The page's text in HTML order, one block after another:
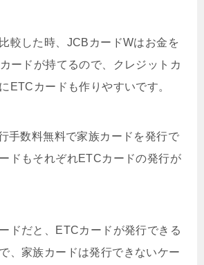
較した時、JCBカードWはお金を
ードが持てるので、クレジットカ
ETCカードも作りやすいです。
手数料無料で家族カードを発行で
ドもそれぞれETCカードの発行が
ドだと、ETCカードが発行できる
、家族カードは発行できないケー